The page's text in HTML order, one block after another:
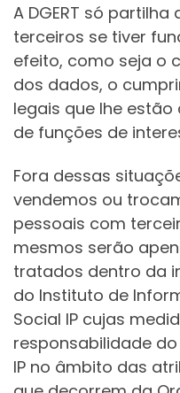
A DGERT só
terceiros se tiver
efeito, como seja o
dos dados, o
legais que lhe
de funções de
Fora dessas
vendemos ou
pessoais com
mesmos serão
tratados dentro da
do Instituto de
Social IP cujas
responsabilidade
IP no âmbito das